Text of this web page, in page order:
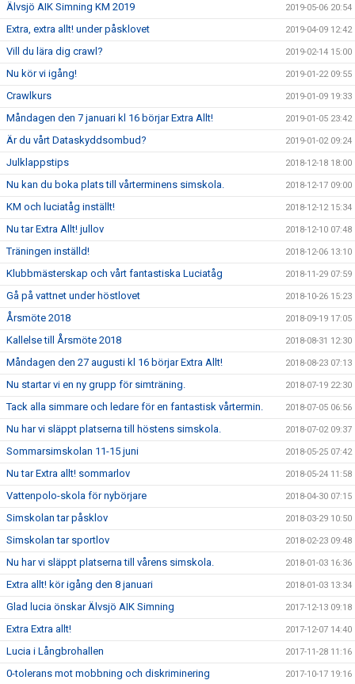
Älvsjö AIK Simning KM 2019 2019-05-06 20:54
Extra, extra allt! under påsklovet 2019-04-09 12:42
Vill du lära dig crawl? 2019-02-14 15:00
Nu kör vi igång! 2019-01-22 09:55
Crawlkurs 2019-01-09 19:33
Måndagen den 7 januari kl 16 börjar Extra Allt! 2019-01-05 23:42
Är du vårt Dataskyddsombud? 2019-01-02 09:24
Julklappstips 2018-12-18 18:00
Nu kan du boka plats till vårterminens simskola. 2018-12-17 09:00
KM och luciatåg inställt! 2018-12-12 15:34
Nu tar Extra Allt! jullov 2018-12-10 07:48
Träningen inställd! 2018-12-06 13:10
Klubbmästerskap och vårt fantastiska Luciatåg 2018-11-29 07:59
Gå på vattnet under höstlovet 2018-10-26 15:23
Årsmöte 2018 2018-09-19 17:05
Kallelse till Årsmöte 2018 2018-08-31 12:30
Måndagen den 27 augusti kl 16 börjar Extra Allt! 2018-08-23 07:13
Nu startar vi en ny grupp för simträning. 2018-07-19 22:30
Tack alla simmare och ledare för en fantastisk vårtermin. 2018-07-05 06:56
Nu har vi släppt platserna till höstens simskola. 2018-07-02 09:37
Sommarsimskolan 11-15 juni 2018-05-25 07:42
Nu tar Extra allt! sommarlov 2018-05-24 11:58
Vattenpolo-skola för nybörjare 2018-04-30 07:15
Simskolan tar påsklov 2018-03-29 10:50
Simskolan tar sportlov 2018-02-23 09:48
Nu har vi släppt platserna till vårens simskola. 2018-01-03 16:36
Extra allt! kör igång den 8 januari 2018-01-03 13:34
Glad lucia önskar Älvsjö AIK Simning 2017-12-13 09:18
Extra Extra allt! 2017-12-07 14:40
Lucia i Långbrohallen 2017-11-28 11:16
0-tolerans mot mobbning och diskriminering 2017-10-17 19:16